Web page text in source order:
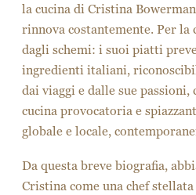
la cucina di Cristina
rinnova costantemente. Per la
dagli schemi: i suoi piatti
ingredienti italiani,
dai viaggi e dalle sue
cucina provocatoria e
globale e locale,
Da questa breve biografia,
Cristina come una chef